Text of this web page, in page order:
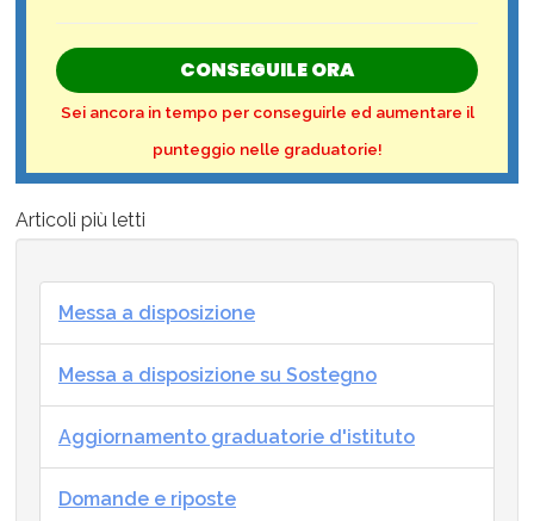
CONSEGUILE ORA
Sei ancora in tempo per conseguirle ed aumentare il
punteggio nelle graduatorie!
Articoli più letti
Messa a disposizione
Messa a disposizione su Sostegno
Aggiornamento graduatorie d'istituto
Domande e riposte